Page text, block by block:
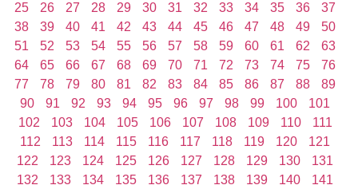
25
26 27 28 29 30 31 32 33 34 35 36
37
38
39 40 41 42 43 44 45 46 47 48 49
50
51
52 53 54 55 56 57 58 59 60 61 62
63
64
65 66 67 68 69 70 71 72 73 74 75
76
77
78 79 80 81 82 83 84 85 86 87 88
89
90
91 92 93 94 95 96 97 98 99 100
101
102
103 104 105 106 107 108 109 110
111
112
113 114 115 116 117 118 119 120
121
122
123 124 125 126 127 128 129 130
131
132
133 134 135 136 137 138 139 140
141